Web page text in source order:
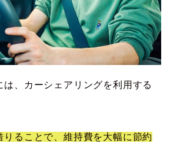
は、カーシェアリングを利用する
りることで、維持費を大幅に節約